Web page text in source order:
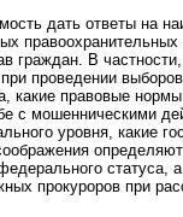
дать ответы на
правоохранительных
граждан. В
проведении
какие правовые
с мошенническими
уровня, какие
статуса,
прокуроров при